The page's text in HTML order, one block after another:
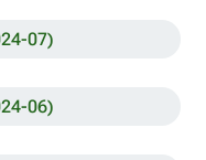
07)
06)